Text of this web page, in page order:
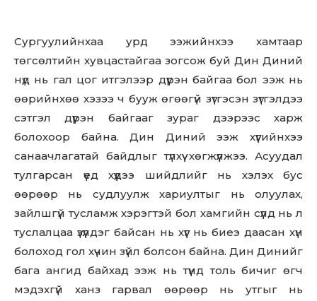
Сургуулийнхаа урд ээжийнхээ хамтаар
төгсөлтийн хувцастайгаа зогсож буй Дин Диний
нүд нь гал цог итгэлээр дүүрэн байгаа бол ээж нь
өөрийнхөө хэзээ ч бууж өгөөгүй зүтгэсэн зүтгэлдээ
сэтгэл дүүрэн байгааг зураг дээрээс харж
болохоор байна. Дин Диний ээж хүүгийнхээ
санаачлагатай байдлыг түлхүү хөгжүүлжээ. Асуудал
тулгарсан үед хүүдээ шийдлийг нь хэлэх бус
өөрөөр нь судлуулж хариултыг нь олуулах,
зайлшгүй тусламж хэрэгтэй бол хамгийн сүүлд нь л
туслалцаа үзүүлдэг байсан нь хүүг нь биеэ даасан хүн
болоход гол хүчин зүйл болсон байна. Дин Динийг
бага ангид байхад ээж нь түүнд толь бичиг өгч
мэдэхгүй ханз гарвал өөрөөр нь утгыг нь